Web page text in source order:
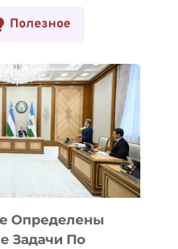
Полезное
Определены
Задачи По